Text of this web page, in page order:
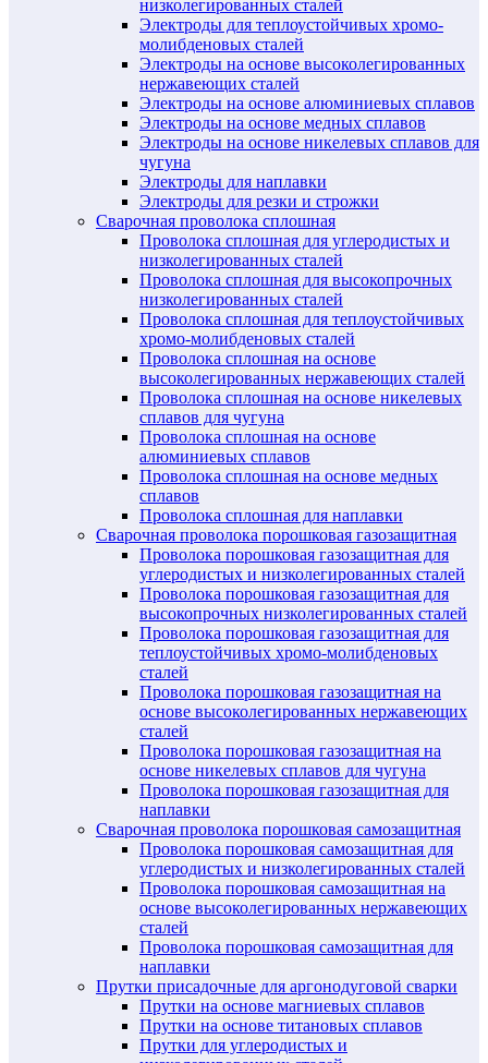
низколегированных сталей
Электроды для теплоустойчивых хромо-
молибденовых сталей
Электроды на основе высоколегированных
нержавеющих сталей
Электроды на основе алюминиевых сплавов
Электроды на основе медных сплавов
Электроды на основе никелевых сплавов для
чугуна
Электроды для наплавки
Электроды для резки и строжки
Сварочная проволока сплошная
Проволока сплошная для углеродистых и
низколегированных сталей
Проволока сплошная для высокопрочных
низколегированных сталей
Проволока сплошная для теплоустойчивых
хромо-молибденовых сталей
Проволока сплошная на основе
высоколегированных нержавеющих сталей
Проволока сплошная на основе никелевых
сплавов для чугуна
Проволока сплошная на основе
алюминиевых сплавов
Проволока сплошная на основе медных
сплавов
Проволока сплошная для наплавки
Сварочная проволока порошковая газозащитная
Проволока порошковая газозащитная для
углеродистых и низколегированных сталей
Проволока порошковая газозащитная для
высокопрочных низколегированных сталей
Проволока порошковая газозащитная для
теплоустойчивых хромо-молибденовых
сталей
Проволока порошковая газозащитная на
основе высоколегированных нержавеющих
сталей
Проволока порошковая газозащитная на
основе никелевых сплавов для чугуна
Проволока порошковая газозащитная для
наплавки
Сварочная проволока порошковая самозащитная
Проволока порошковая самозащитная для
углеродистых и низколегированных сталей
Проволока порошковая самозащитная на
основе высоколегированных нержавеющих
сталей
Проволока порошковая самозащитная для
наплавки
Прутки присадочные для аргонодуговой сварки
Прутки на основе магниевых сплавов
Прутки на основе титановых сплавов
Прутки для углеродистых и